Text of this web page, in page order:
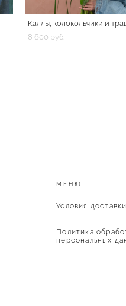
Каллы, колокольчики и
8 600 pуб.
МЕНЮ
Условия доставки
Политика
персональных